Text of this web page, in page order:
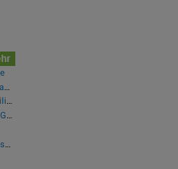
stabil bei 12,5% im Q3/18.
Annahmen werden
in Tschechien
Niveau.
PIR-News zu Kontron, Frequentis, Porr, BKS, Research zu Erste Group, Verbund (Christine Petzwinkler)
Wiener Börse Party #1215: ATX fester, Bajaj Mobility Aktie der Stunde, offene Fragen bei Fitgroup
Wiener Börse zu Mittag stärker: Bajaj Mobility, VIG und Palfinger gesucht
Börsegeschichte 6.8.: Extremes zu CPI Europe aus der Immofinanz-Ära (Börse Geschichte) (BörseGeschichte)